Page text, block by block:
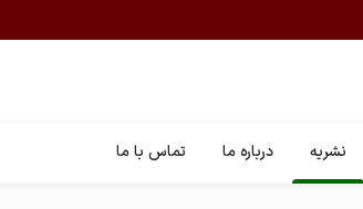
نشریه درباره ما تماس با ما